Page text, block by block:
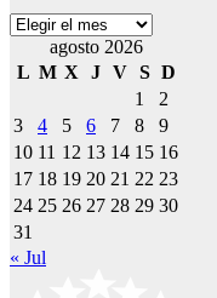
Archivos
agosto 2026
L M X J V S D
1
2
3
4 5 6 7 8
9
10 11 12 13 14 15 16
17 18 19 20 21 22 23
24 25 26 27 28 29 30
31
« Jul